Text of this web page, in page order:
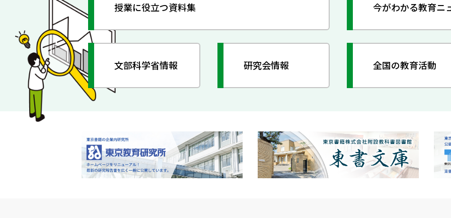
授業に役立つ資料集 今がわかる教育ニ
文部科学省情報 研究会情報 全国の教育活動